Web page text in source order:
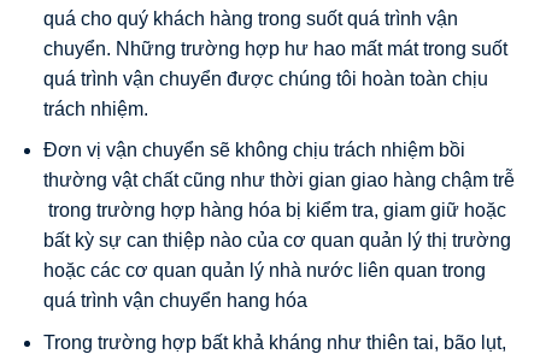
quá cho quý khách hàng trong suốt quá trình vận
chuyển. Những trường hợp hư hao mất mát trong suốt
quá trình vận chuyển được chúng tôi hoàn toàn chịu
trách nhiệm.
Đơn vị vận chuyển sẽ không chịu trách nhiệm bồi
thường vật chất cũng như thời gian giao hàng chậm trễ
trong trường hợp hàng hóa bị kiểm tra, giam giữ hoặc
bất kỳ sự can thiệp nào của cơ quan quản lý thị trường
hoặc các cơ quan quản lý nhà nước liên quan trong
quá trình vận chuyển hang hóa
Trong trường hợp bất khả kháng như thiên tai, bão lụt,